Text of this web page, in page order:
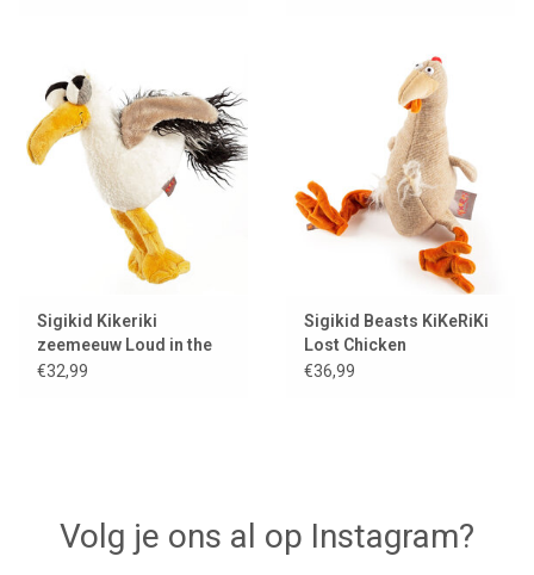
Sigikid Kikeriki
zeemeeuw Loud in the
Cloud / meeuw
€32,99
Sigikid Beasts KiKeRiKi
Lost Chicken
€36,99
Volg je ons al op Instagram?